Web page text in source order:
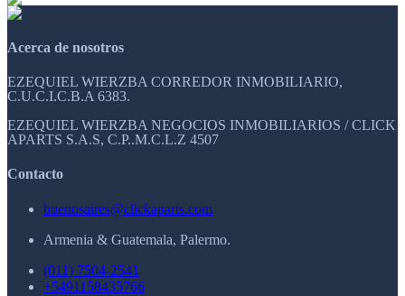
Acerca de nosotros
EZEQUIEL WIERZBA CORREDOR INMOBILIARIO,
C.U.C.I.C.B.A 6383.
EZEQUIEL WIERZBA NEGOCIOS INMOBILIARIOS / CLICK
APARTS S.A.S, C.P..M.C.L.Z 4507
Contacto
buenosaires@clickaparts.com
Armenia & Guatemala, Palermo.
(011) 7504-2541
+5491158435766